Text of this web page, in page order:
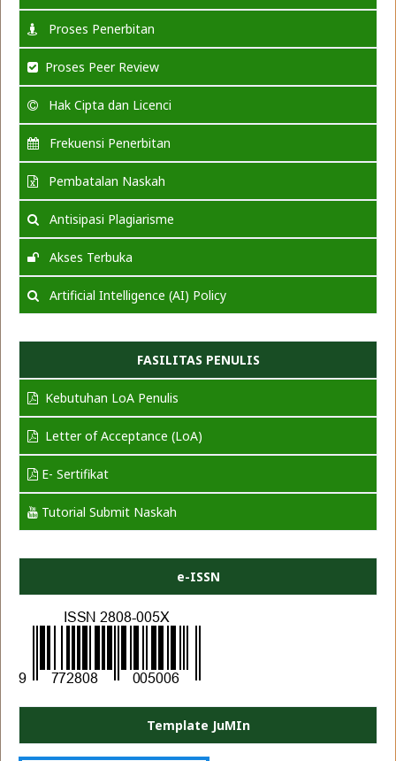
Proses Penerbitan
Proses Peer Review
Hak Cipta dan Licenci
Frekuensi Penerbitan
Pembatalan Naskah
Antisipasi Plagiarisme
Akses Terbuka
Artificial Intelligence (AI) Policy
FASILITAS PENULIS
Kebutuhan LoA Penulis
Letter of Acceptance (LoA)
E- Sertifikat
Tutorial Submit Naskah
e-ISSN
Template JuMIn